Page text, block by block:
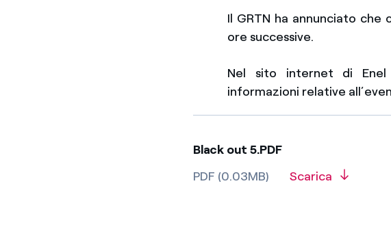
Il GRTN ha annunciato che
ore successive.
Nel sito internet di
informazioni relative
Black out 5.PDF
PDF (0.03MB)
Scarica